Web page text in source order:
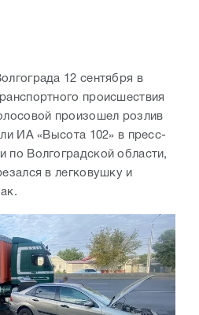
12 сентября в
происшествия
произошел розлив
ИА «Высота 102» в пресс-
Волгоградской области,
в легковушку и